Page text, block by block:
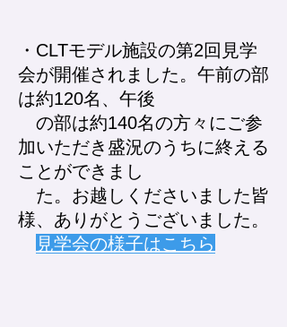
・CLTモデル施設の第2回見学
会が開催されました。午前の部
は約120名、午後
の部は約140名の方々にご参
加いただき盛況のうちに終える
ことができまし
た。お越しくださいました皆
様、ありがとうございました。
見学会の様子はこちら